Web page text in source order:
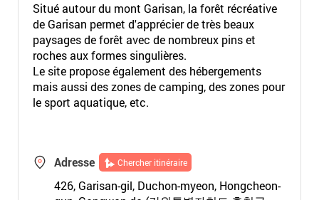
Situé autour du mont Garisan, la forêt récréative
de Garisan permet d'apprécier de très beaux
paysages de forêt avec de nombreux pins et
roches aux formes singulières.
Le site propose également des hébergements
mais aussi des zones de camping, des zones pour
le sport aquatique, etc.
Adresse Chercher itinéraire
426, Garisan-gil, Duchon-myeon, Hongcheon-